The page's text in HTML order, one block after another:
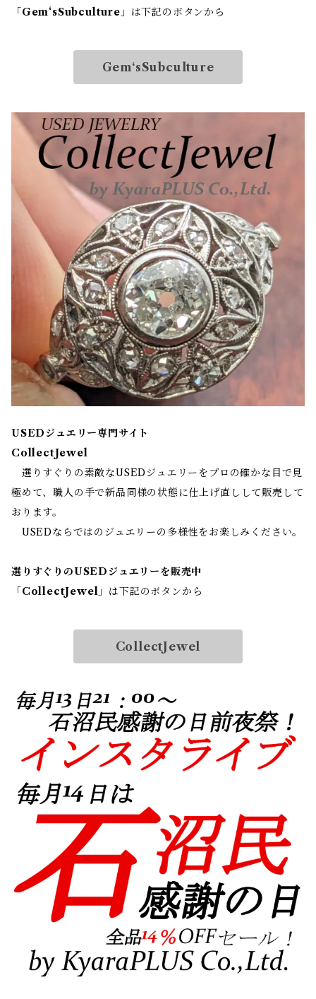
「Gem‘sSubculture 」は下記のボタンから
Gem‘sSubculture
USEDジュエリー専門サイト
CollectJewel
選りすぐりの素敵なUSEDジュエリーをプロの確かな目で見
極めて、職人の手で新品同様の状態に仕上げ直しして販売して
おります。
USEDならではのジュエリーの多様性をお楽しみください。
選りすぐりのUSEDジュエリーを販売中
「CollectJewel 」は下記のボタンから
CollectJewel